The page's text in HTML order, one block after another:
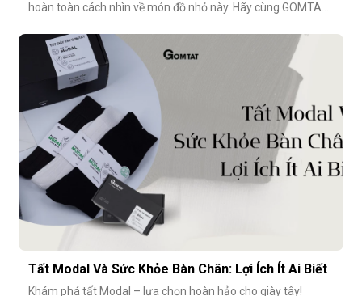
hoàn toàn cách nhìn về món đồ nhỏ này. Hãy cùng GOMTAT
modal cao cấp – những điều có thể bạn chưa từng để ý
nhưng lại ảnh hưởng rất nhiều đến trải nghiệm hằng
ngày.Chất liệu sợi modalĐiểm
Tất Modal Và Sức Khỏe Bàn Chân: Lợi Ích Ít Ai Biết
Khám phá tất Modal – lựa chọn hoàn hảo cho giày tây!